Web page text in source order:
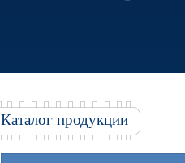
Каталог продукции